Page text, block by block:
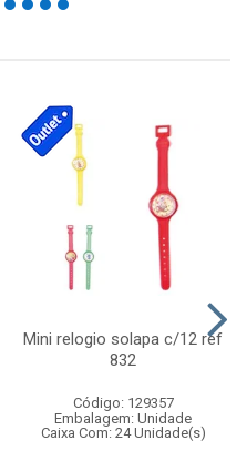
Mini relogio solapa c/12 ref
832
Código: 129357
Embalagem: Unidade
Caixa Com: 24 Unidade(s)